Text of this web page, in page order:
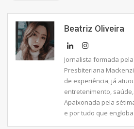
Beatriz Oliveira
Jornalista formada
Presbiteriana
de experiência, já
entretenimento,
Apaixonada pela
e por tudo que